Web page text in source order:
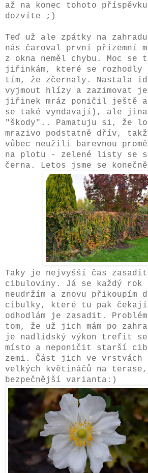
až na konec tohoto
dozvíte ;)
Teď už ale zpátky na
nás čaroval první přízemní
z okna neměl chybu. Moc
jiřinkám, které se rozhodly
tím, že zčernaly. Nastala
vyjmout hlízy a zazimovat
jiřinek mráz poničil ještě
se také vyndavají), ale
"škody".. Pamatuju si, že
mrazivo podstatně dřív,
vůbec neužili barevnou
na plotu - zelené listy se
černa. Letos jsme se
Taky je nejvyšší čas zasadit
cibuloviny . Já se každý rok
neudržím a znovu
cibulky, které tu pak
odhodlám je zasadit.
tom, že už jich mám po
je nadlidský výkon trefit se
místo a neponičit starší
zemi. Část jich ve vrstvách
velkých květináčů na
bezpečnější varianta:)